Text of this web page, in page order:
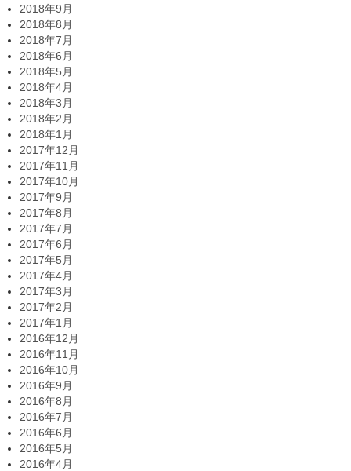
2018年9月
2018年8月
2018年7月
2018年6月
2018年5月
2018年4月
2018年3月
2018年2月
2018年1月
2017年12月
2017年11月
2017年10月
2017年9月
2017年8月
2017年7月
2017年6月
2017年5月
2017年4月
2017年3月
2017年2月
2017年1月
2016年12月
2016年11月
2016年10月
2016年9月
2016年8月
2016年7月
2016年6月
2016年5月
2016年4月